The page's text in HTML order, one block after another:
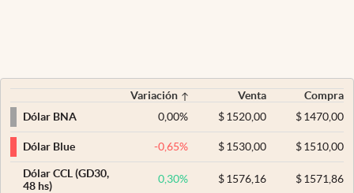
Variación Venta
Compra
Dólar BNA
0,00% $ 1520,00 $1470,00
Dólar Blue -0,65% $ 1530,00 $1510,00
Dólar CCL (GD30,
48 hs)
0,30% $ 1576,16 $1571,86